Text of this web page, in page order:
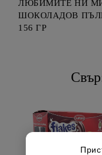
ЛЮБИМИТЕ НИ
ШОКОЛАДОВ
156 ГР